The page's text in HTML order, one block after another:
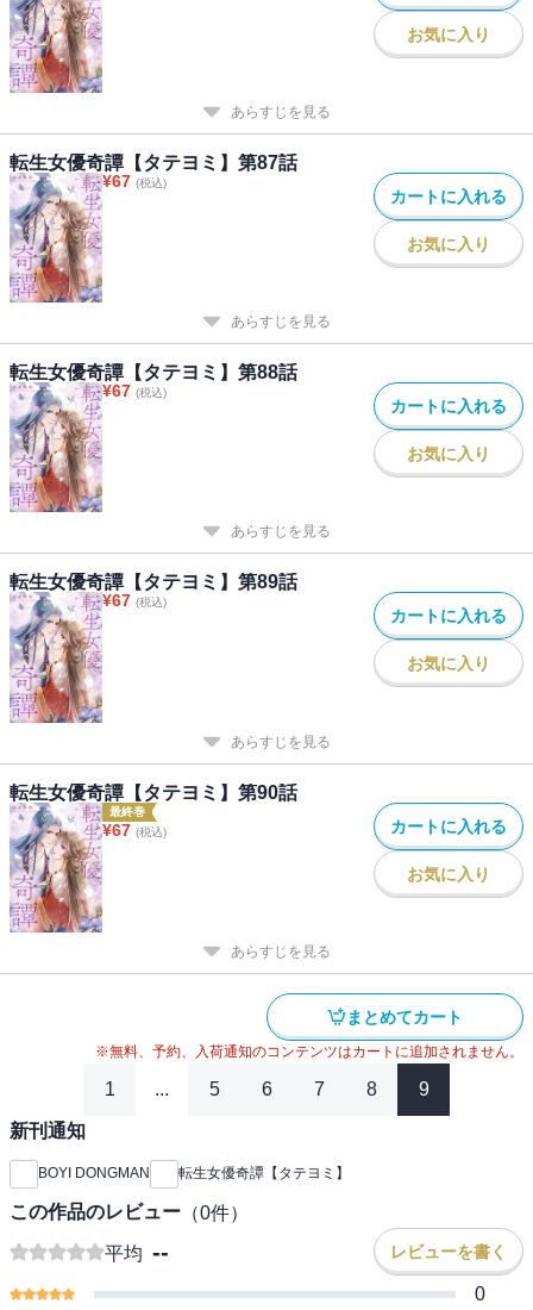
お気に入り
あらすじを見る
転生女優奇譚【タテヨミ】第87話
¥67 (税込)
カートに入れる
お気に入り
あらすじを見る
転生女優奇譚【タテヨミ】第88話
¥67 (税込)
カートに入れる
お気に入り
あらすじを見る
転生女優奇譚【タテヨミ】第89話
¥67 (税込)
カートに入れる
お気に入り
あらすじを見る
転生女優奇譚【タテヨミ】第90話
最終巻
¥67 (税込) カートに入れる
お気に入り
あらすじを見る
まとめてカート
※無料、予約、入荷通知のコンテンツはカートに追加されません。
1 ... 5 6 7 8 9
新刊通知
BOYI DONGMAN 転生女優奇譚【タテヨミ】
この作品のレビュー （0件）
平均 -- レビューを書く
0